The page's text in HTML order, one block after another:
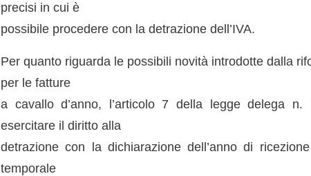
precisi in cui è
possibile procedere con la detrazione dell’IVA.
Per quanto riguarda le possibili novità introdotte dalla
per le fatture
a cavallo d’anno, l’articolo 7 della legge delega
esercitare il diritto alla
detrazione con la dichiarazione dell’anno di
temporale